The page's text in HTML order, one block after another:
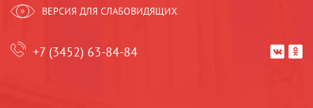
ВЕРСИЯ ДЛЯ СЛАБОВИДЯЩИХ
+7 (3452) 63-84-84  